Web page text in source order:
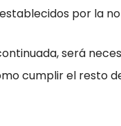
por la
será
cumplir el resto